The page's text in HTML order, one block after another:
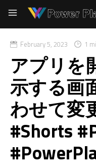
February 5, 2023 1
アプリを
示する画
わせて変
#Shorts